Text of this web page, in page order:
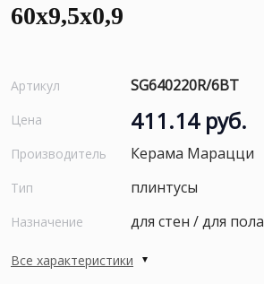
60x9,5x0,9
Артикул SG640220R/6BT
Цена 411.14 руб.
Производитель Керама Марацци
Тип плинтусы
Назначение для стен / для пола
Все характеристики